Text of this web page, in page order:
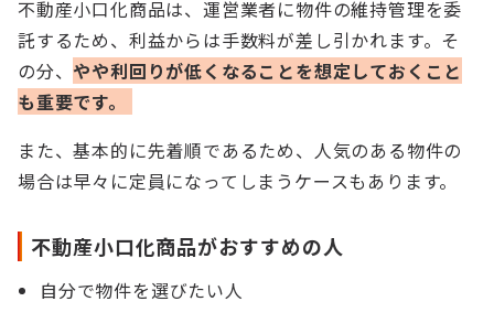
不動産小口化商品は、運営業者に物件の維持管理を委
託するため、利益からは手数料が差し引かれます。そ
の分、 やや利回りが低くなることを想定しておくこと
も重要です。
また、基本的に先着順であるため、人気のある物件の
場合は早々に定員になってしまうケースもあります。
不動産小口化商品がおすすめの人
自分で物件を選びたい人